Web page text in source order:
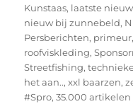
Kunstaas, laatste
nieuw bij zunnebeld,
Persberichten, primeur,
roofviskleding,
Streetfishing,
het aan..,xxl baarzen,
#Spro,35.000